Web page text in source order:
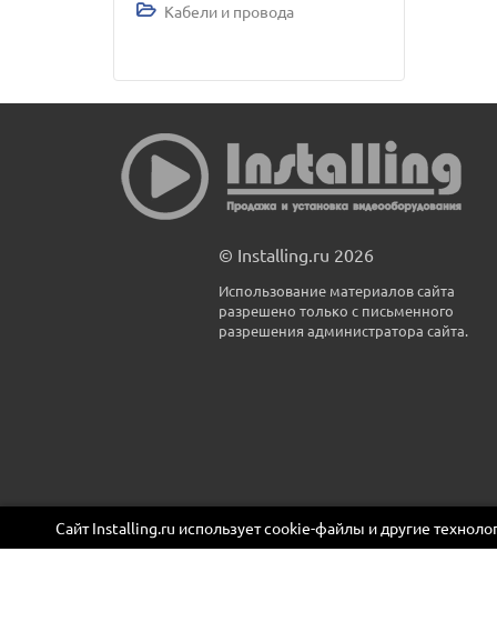
Кабели и провода
© Installing.ru 2026
Использование материалов сайта
разрешено только с письменного
разрешения администратора сайта.
Сайт Installing.ru использует cookie-файлы и другие